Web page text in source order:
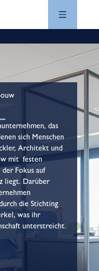
das
sich Menschen
Architekt und
mit festen
Fokus auf
liegt. Darüber
die Stichting
was ihr
unterstreicht.